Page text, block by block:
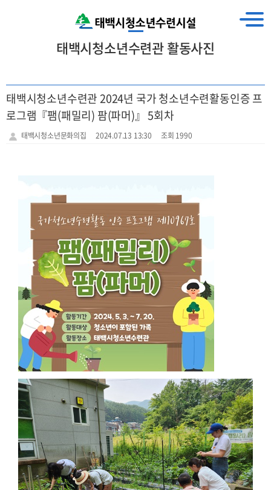
태백시청소년수련관 활동사진
태백시청소년수련관 2024년 국가 청소년수련활동인증 프
로그램『팸(패밀리) 팜(파머)』 5회차
태백시청소년문화의집 2024.07.13 13:30 조회 1990